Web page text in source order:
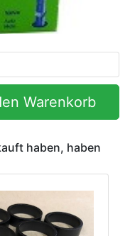
Warenkorb
haben, haben